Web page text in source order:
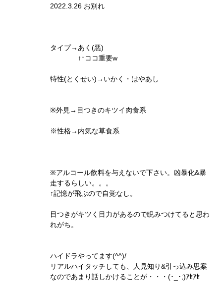
2022.3.26 お別れ
タイプ→あく(悪)
↑↑ココ重要w
特性(とくせい)→いかく・はやあし
※外見→目つきのキツイ肉食系
※性格→内気な草食系
※アルコール飲料を与えないで下さい。凶暴化&暴
走するらしい。。。
↑記憶が飛ぶので自覚なし。
目つきがキツく目力があるので睨みつけてると思わ
れがち。
ハイドラやってます(^^)/
リアルハイタッチしても、人見知り&引っ込み思案
なのであまり話しかけることが・・・(･_･;)ｱｾｱｾ